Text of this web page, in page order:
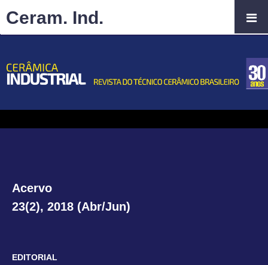
Acervo
23(2), 2018 (Abr/Jun)
EDITORIAL
Ceram. Ind.